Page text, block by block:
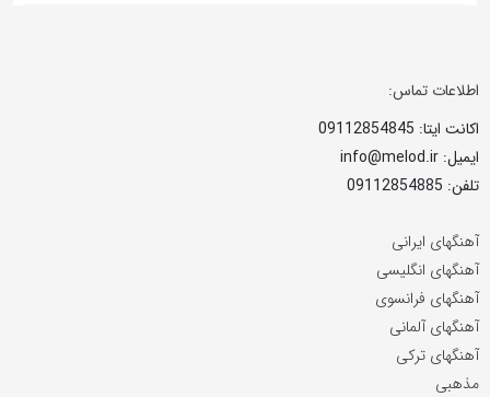
اطلاعات تماس:
اکانت ایتا: 09112854845
ایمیل: info@melod.ir
تلفن: 09112854885
آهنگهای ایرانی
آهنگهای انگلیسی
آهنگهای فرانسوی
آهنگهای آلمانی
آهنگهای ترکی
مذهبی